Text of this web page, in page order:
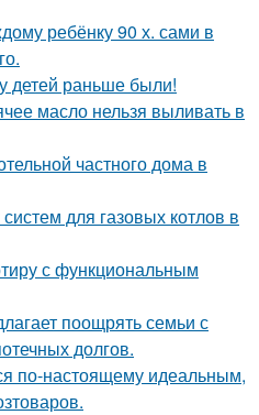
ребёнку 90 х. сами в
детей раньше были!
масло нельзя выливать в
частного дома в
для газовых котлов в
с функциональным
поощрять семьи с
долгов.
по-настоящему идеальным,